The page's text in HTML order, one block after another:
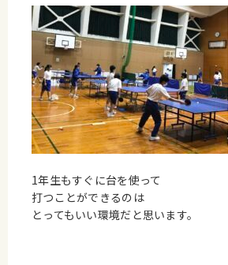
1年生もすぐに台を使って
打つことができるのは
とってもいい環境だと思います。